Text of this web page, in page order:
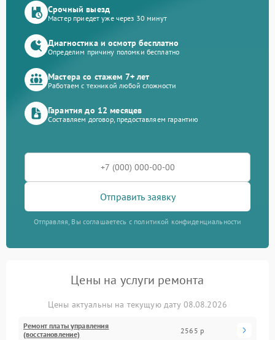
Срочный выезд
Мастер приедет уже через 30 минут
Диагностика и осмотр бесплатно
Определим причину поломки бесплатно
Мастера со стажем 7+ лет
Работаем с техникой любой сложности
Гарантия до 12 месяцев
Составляем договор, предоставляем гарантию
Отправить заявку
Отправляя, Вы соглашаетесь с политикой конфиденциальности
Цены на услуги ремонта
Цены актуальны на текущую дату 08.08.2026
Ремонт платы управления
(восстановление)
2565 р